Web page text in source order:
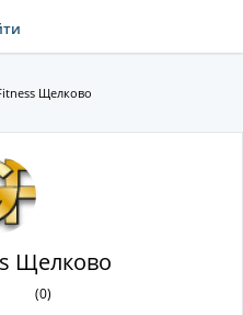
Щелково
Щелково
(0)